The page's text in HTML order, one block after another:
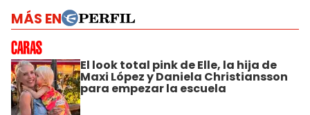
MÁS EN
El look total pink de Elle, la hija de
Maxi López y Daniela Christiansson
para empezar la escuela